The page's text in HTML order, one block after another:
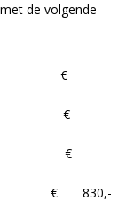
de volgende
€
€
€
6) € 830,-